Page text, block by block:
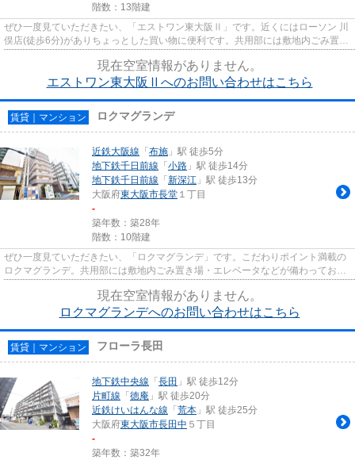
階数：13階建
ぜひ一度見ていただきたい、「エストワン東大阪Ⅱ」です。近くにはローソン 川
俣店(徒歩6分)がありちょっとした買い物に便利です。共用部には敷地内ごみ置き
場・エレベータなどが揃って...
現在空室情報がありません。
エストワン東大阪Ⅱへのお問い合わせはこちら
賃貸｜マンション ロクマグランデ
近鉄大阪線 「布施 」駅 徒歩5分
地下鉄千日前線 「小路 」駅 徒歩14分
地下鉄千日前線 「新深江 」駅 徒歩13分
大阪府東大阪市長堂 １丁目
-
築年数：築28年
階数：10階建
ぜひ一度見ていただきたい、「ロクマグランデ」です。こだわりポイント満載の
ロクマグランデ。共用部には敷地内ごみ置き場・エレベータなどが備わっており
とても充実しています。こち...
現在空室情報がありません。
ロクマグランデへのお問い合わせはこちら
賃貸｜マンション フローラ長田
地下鉄中央線 「長田 」駅 徒歩12分
片町線 「徳庵 」駅 徒歩20分
近鉄けいはんな線 「荒本 」駅 徒歩25分
大阪府東大阪市長田中 ５丁目
-
築年数：築32年